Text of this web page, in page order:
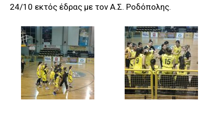
24/10 εκτός έδρας με τον Α.Σ. Ροδόπολης.